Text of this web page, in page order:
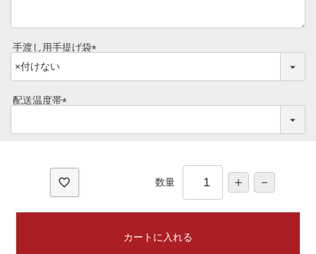
ギフトカテゴリー一覧
手渡し用手提げ袋
必
配送温度帯
必
数量
カートに入れる